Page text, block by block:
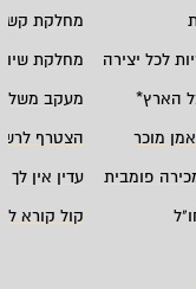
מחלקת
לכל יצירה
מחלקת
הארץ*
מעקב
מוכר
הצטרף
פומבית
עדין אין לך
קול קורא